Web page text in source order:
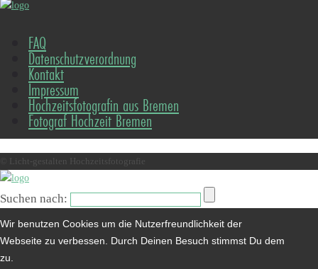
FAQ
Datenschutzverordnung
Kontakt
Impressum
Hochzeitsfotografin aus Bremen
Fotograf Hochzeit Bremen
© Licht-gestalten Hochzeitsfotografie
Suchen nach:
Wir benutzen Cookies um die Nutzerfreundlichkeit der
Webseite zu verbessen. Durch Deinen Besuch stimmst Du dem
zu.